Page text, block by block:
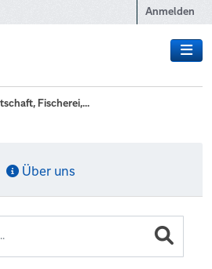
Anmelden
Fischerei,...
Über uns